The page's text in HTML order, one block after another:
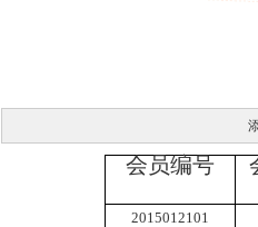
会员编号
2015012101